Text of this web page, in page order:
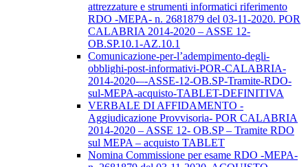
attrezzature e strumenti informatici riferimento
RDO -MEPA- n. 2681879 del 03-11-2020. POR
CALABRIA 2014-2020 – ASSE 12-
OB.SP.10.1-AZ.10.1
Comunicazione-per-l’adempimento-degli-
obblighi-post-informativi-POR-CALABRIA-
2014-2020-–-ASSE-12-OB.SP-Tramite-RDO-
sul-MEPA-acquisto-TABLET-DEFINITIVA
VERBALE DI AFFIDAMENTO -
Aggiudicazione Provvisoria- POR CALABRIA
2014-2020 – ASSE 12- OB.SP – Tramite RDO
sul MEPA – acquisto TABLET
Nomina Commissione per esame RDO -MEPA-